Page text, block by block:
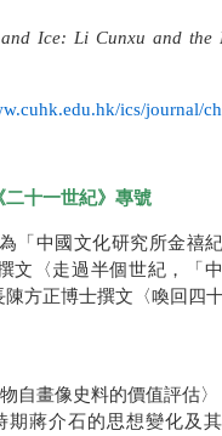
Ice: Li Cunxu and the
ics/journal/
十一世紀》專號
「中國文化研究所金禧
文〈走過半個世紀，「
方正博士撰文〈喚回四
自畫像史料的價值評估〉
期蔣介石的思想變化及